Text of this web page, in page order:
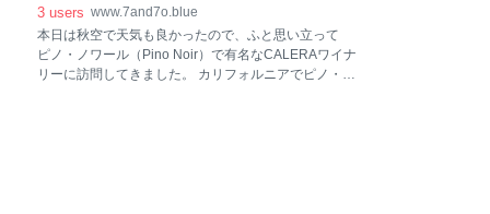
ていないため、過去訪問時の写真をおまけで載せてい
ます。 前回と今年の訪問で４大ボルテックスを制覇し
ました(*´∀｀*)ワーイ 4大ボルテックスを巡るには、２
日間あれば比較的ゆとりをもちつつ、トレイルもして
フ
3 users www.7and7o.blue
本日は秋空で天気も良かったので、ふと思い立って
ピノ・ノワール（Pino Noir）で有名なCALERAワイナ
リーに訪問してきました。 カリフォルニアでピノ・ノ